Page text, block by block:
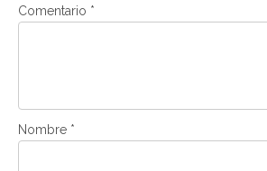
Comentario *
Nombre *